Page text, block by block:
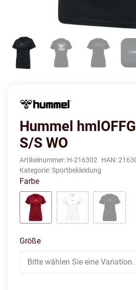
Hummel
S/S WO
Artikelnummer: H-216302 HAN:
Kategorie:Sportbekleidung
Farbe
Größe
Bitte wählen Sie eine Variation.